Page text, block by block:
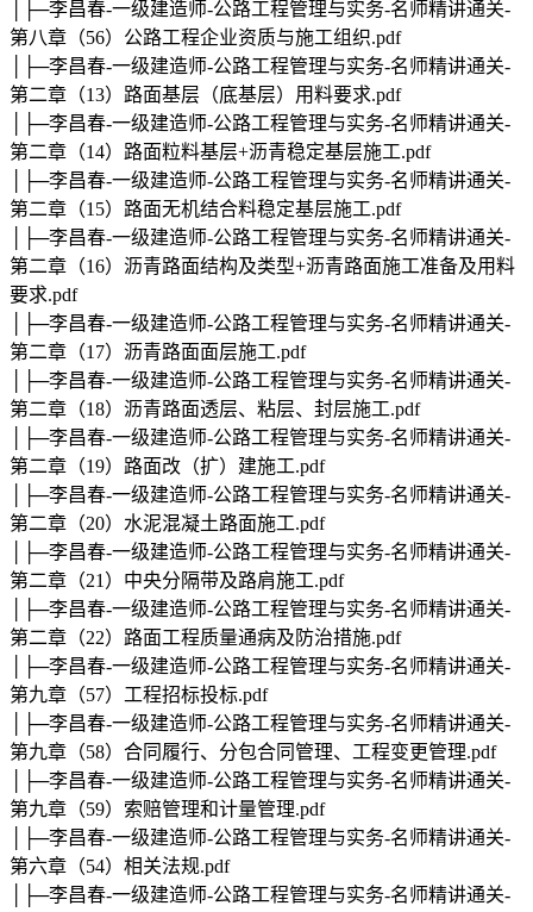
│├─李昌春-一级建造师-公路工程管理与实务-名师精讲通关-
第八章（56）公路工程企业资质与施工组织.pdf
│├─李昌春-一级建造师-公路工程管理与实务-名师精讲通关-
第二章（13）路面基层（底基层）用料要求.pdf
│├─李昌春-一级建造师-公路工程管理与实务-名师精讲通关-
第二章（14）路面粒料基层+沥青稳定基层施工.pdf
│├─李昌春-一级建造师-公路工程管理与实务-名师精讲通关-
第二章（15）路面无机结合料稳定基层施工.pdf
│├─李昌春-一级建造师-公路工程管理与实务-名师精讲通关-
第二章（16）沥青路面结构及类型+沥青路面施工准备及用料
要求.pdf
│├─李昌春-一级建造师-公路工程管理与实务-名师精讲通关-
第二章（17）沥青路面面层施工.pdf
│├─李昌春-一级建造师-公路工程管理与实务-名师精讲通关-
第二章（18）沥青路面透层、粘层、封层施工.pdf
│├─李昌春-一级建造师-公路工程管理与实务-名师精讲通关-
第二章（19）路面改（扩）建施工.pdf
│├─李昌春-一级建造师-公路工程管理与实务-名师精讲通关-
第二章（20）水泥混凝土路面施工.pdf
│├─李昌春-一级建造师-公路工程管理与实务-名师精讲通关-
第二章（21）中央分隔带及路肩施工.pdf
│├─李昌春-一级建造师-公路工程管理与实务-名师精讲通关-
第二章（22）路面工程质量通病及防治措施.pdf
│├─李昌春-一级建造师-公路工程管理与实务-名师精讲通关-
第九章（57）工程招标投标.pdf
│├─李昌春-一级建造师-公路工程管理与实务-名师精讲通关-
第九章（58）合同履行、分包合同管理、工程变更管理.pdf
│├─李昌春-一级建造师-公路工程管理与实务-名师精讲通关-
第九章（59）索赔管理和计量管理.pdf
│├─李昌春-一级建造师-公路工程管理与实务-名师精讲通关-
第六章（54）相关法规.pdf
│├─李昌春-一级建造师-公路工程管理与实务-名师精讲通关-